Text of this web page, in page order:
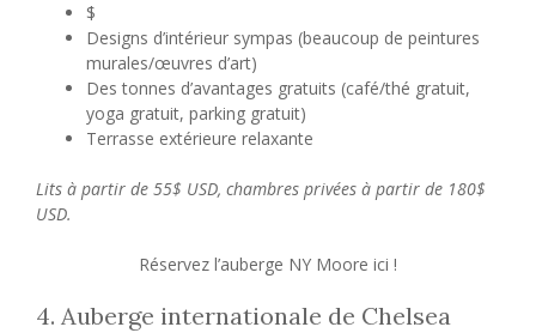
$
Designs d’intérieur sympas (beaucoup de peintures
murales/œuvres d’art)
Des tonnes d’avantages gratuits (café/thé gratuit,
yoga gratuit, parking gratuit)
Terrasse extérieure relaxante
Lits à partir de 55$ USD, chambres privées à partir de 180$
USD.
Réservez l’auberge NY Moore ici !
4. Auberge internationale de Chelsea